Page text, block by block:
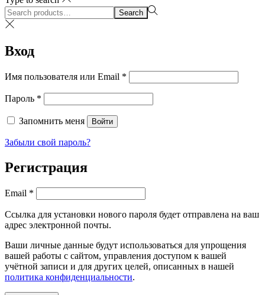
Search
for:>
Search
Вход
Имя пользователя или Email *
Пароль *
Запомнить меня Войти
Забыли свой пароль?
Регистрация
Email *
Ссылка для установки нового пароля будет отправлена ​​на ваш
адрес электронной почты.
Ваши личные данные будут использоваться для упрощения
вашей работы с сайтом, управления доступом к вашей
учётной записи и для других целей, описанных в нашей
политика конфиденциальности.